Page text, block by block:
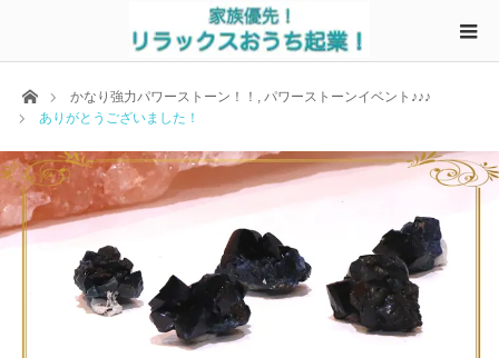
ホームかなり強力パワーストーン！！ , パワーストーンイベント♪♪♪
ありがとうございました！